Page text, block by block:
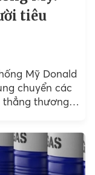
tiêu
Mỹ Donald
chuyển các
thẳng thương